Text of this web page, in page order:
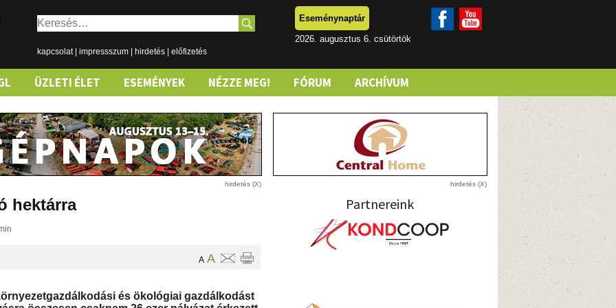
Keresés:
kapcsolat| impressszum hirdetés előfizetés
Eseménynaptár
2026. augusztus 6. csütörtök
ÜZLETI ÉLET ESEMÉNYEK NÉZZE MEG! FÓRUM ARCHÍVUM
hektárra
A A
és ökológiai gazdálkodást
Partnereink